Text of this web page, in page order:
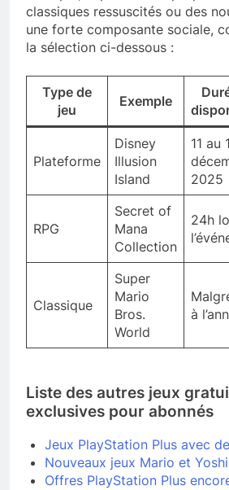
classiques ressuscités ou des
une forte composante sociale,
la sélection ci-dessous :
Type de
jeu
Exemple
Plateforme
Disney
Illusion
Island
11 au
2025
RPG
Secret of
Mana
Collection
24h
Classique
Super
Mario
Bros.
World
à
Liste des autres jeux
exclusives pour abonnés
Jeux PlayStation Plus avec
Nouveaux jeux Mario et
Offres PlayStation Plus